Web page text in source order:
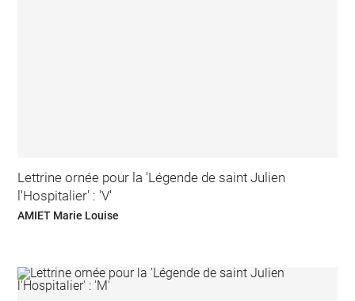
Lettrine ornée pour la 'Légende de saint Julien
l'Hospitalier' : 'V'
AMIET Marie Louise